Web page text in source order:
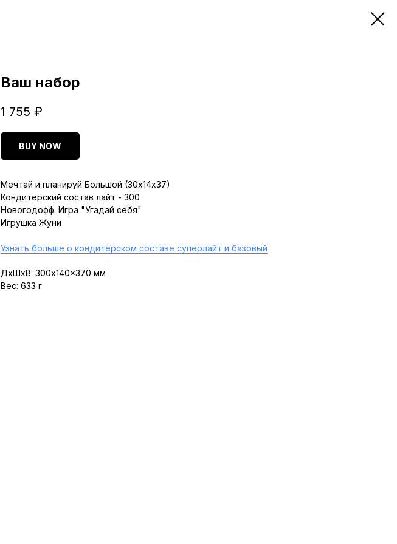
Ваш набор
1 755 ₽
BUY NOW
Мечтай и планируй Большой (30х14х37)
Кондитерский состав лайт - 300
Новогодофф. Игра "Угадай себя"
Игрушка Жуни
Узнать больше о кондитерском составе суперлайт и базовый
ДxШxВ: 300x140x370 мм
Вес: 633 г